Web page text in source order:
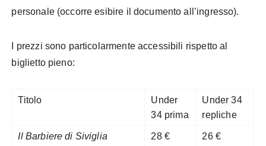
personale (occorre esibire il documento all’ingresso).
I prezzi sono particolarmente accessibili rispetto al
biglietto pieno:
Titolo
Under
34 prima
Under 34
repliche
Il Barbiere di Siviglia 28 € 26 €